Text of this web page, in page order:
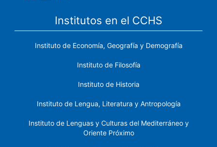
Institutos en el CCHS
Instituto de Economía, Geografía y Demografía
Instituto de Filosofía
Instituto de Historia
Instituto de Lengua, Literatura y Antropología
Instituto de Lenguas y Culturas del Mediterráneo y
Oriente Próximo